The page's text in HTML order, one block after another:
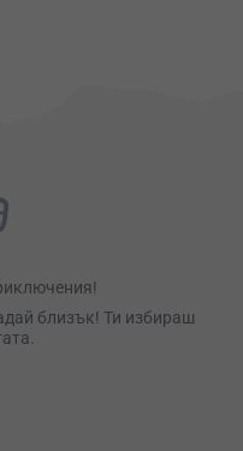
близък! Ти избираш